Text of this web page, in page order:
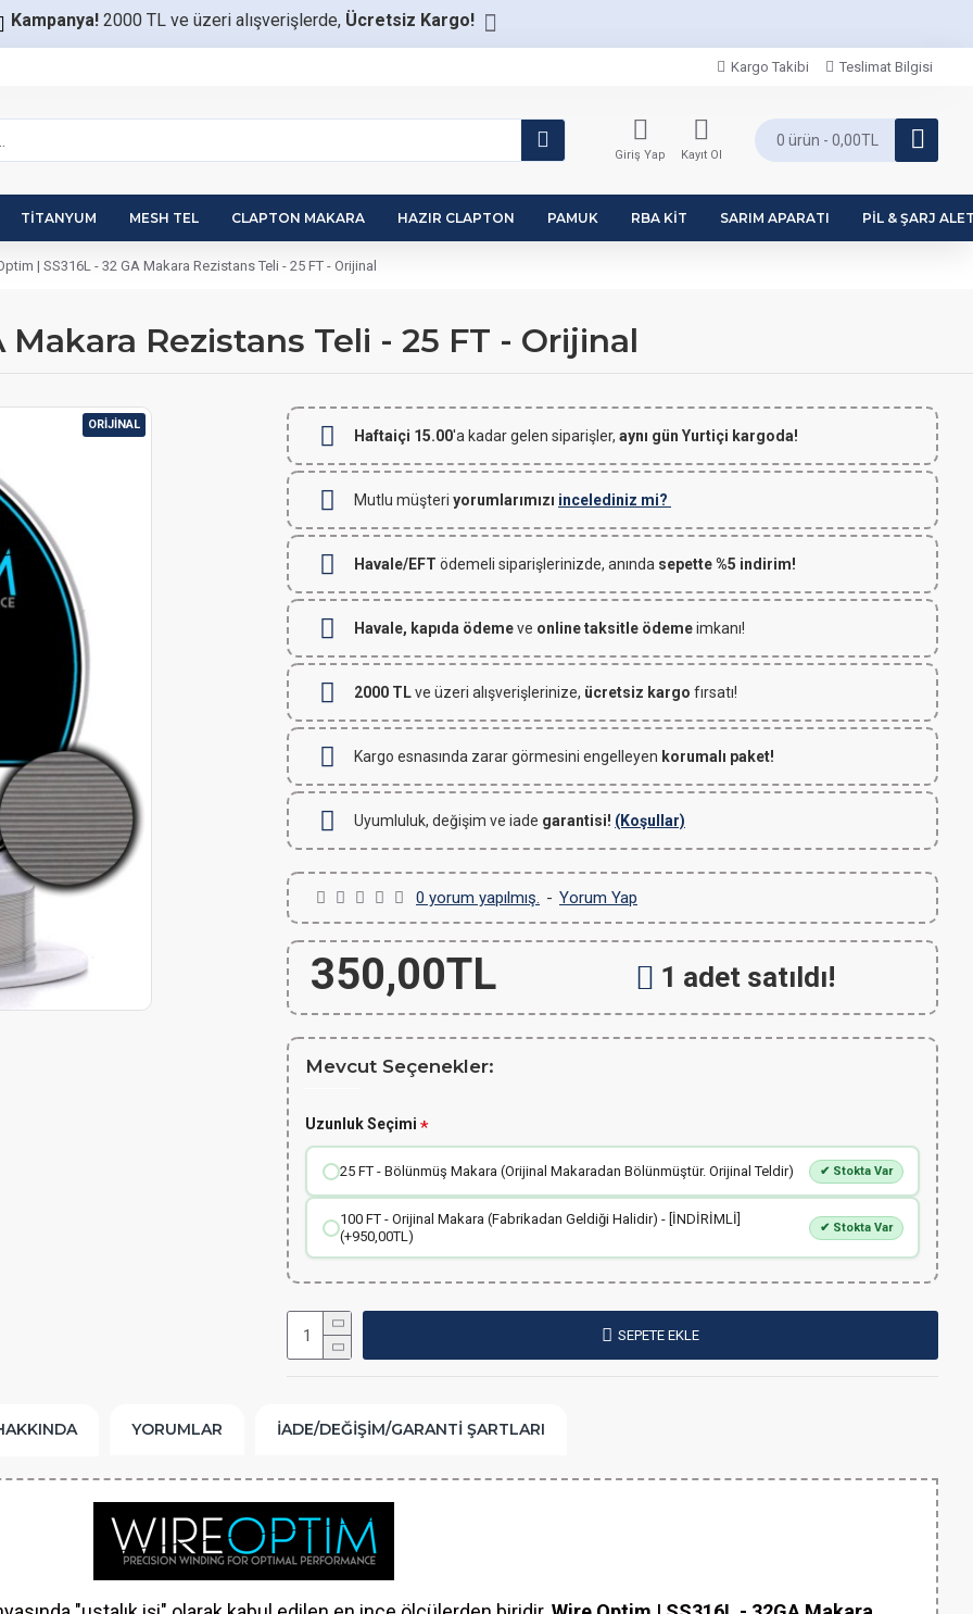
Kampanya! 2000 TL ve üzeri alışverişlerde, Ücretsiz Kargo!
Kargo Takibi Teslimat Bilgisi
Giriş Yap Kayıt Ol
0 ürün - 0,00TL
TITANYUM MESH TEL CLAPTON MAKARA HAZIR CLAPTON PAMUK RBA KIT SARIM APARATI PIL & ŞARJ
| SS316L - 32 GA Makara Rezistans Teli - 25 FT - Orijinal
Makara Rezistans Teli - 25 FT - Orijinal
ORIJINAL
Haftaiçi 15.00'a kadar gelen siparişler, aynı gün Yurtiçi kargoda!
Mutlu müşteri yorumlarımızı incelediniz mi?
Havale/EFT ödemeli siparişlerinizde, anında sepette %5 indirim!
Havale, kapıda ödemeve online taksitle ödemeimkanı!
2000 TLve üzeri alışverişlerinize, ücretsiz kargo fırsatı!
Kargo esnasında zarar görmesini engelleyen korumalı paket!
Uyumluluk, değişim ve iade garantisi! (Koşullar)
0 yorum yapılmış. - Yorum Yap
350,00TL 1 adet satıldı!
Mevcut Seçenekler:
Uzunluk Seçimi
25 FT - Bölünmüş Makara (Orijinal Makaradan Bölünmüştür. Orijinal Teldir) ✔ Stokta Var
100 FT - Orijinal Makara (Fabrikadan Geldiği Halidir) - [İNDİRİMLİ]
(+950,00TL)
✔ Stokta Var
SEPETE EKLE
YORUMLAR İADE/DEĞIŞIM/GARANTI ŞARTLARI